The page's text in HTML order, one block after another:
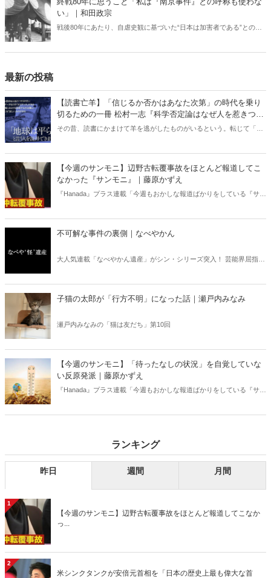
い」｜和田政宗
戦後80年にあたり、自虐史観に基づいた“日本は加害者である”との番
最新の投稿
【読書亡羊】「信じるか否かはあなた次第」の時代を乗り
切るための一冊 松村一志『科学否定論はなぜ人を惹きつけ
るのか』（ちくま新書）｜梶原麻衣子
その昔、読書にかまけて羊を逃がしたものがいるという。転じて「読
ある。元月刊『Hanada』編集部員のライター・梶原がお送りする時事
書評！
【今週のサンモニ】辺野古転覆事故をほとんど報道してこ
なかった『サンモニ』｜藤原かずえ
『Hanada』プラス連載「今週もおかしな報道ばかりをしている『サン
不可解な事件の裏側｜なべやかん
大人気連載「なべやかん遺産」がシン・シリーズ突入！ 芸能界屈指の
信じるか信じないかは、あなた次第！ 芸能ニュース
子猫の太郎が「行方不明」になった話｜瀬戸内みなみ
瀬戸内みなみの「猫は友だち」第10回
【今週のサンモニ】「待ったなしの状況」を自覚していな
い反原発派｜藤原かずえ
『Hanada』プラス連載「今週もおかしな報道ばかりをしている『サン
ランキング
昨日 週間 月間
1
【今週のサンモニ】辺野古転覆事故をほとんど報道してこなか
っ...
2
米シンクタンクが安倍元首相を「日本の歴史上最も偉大な首